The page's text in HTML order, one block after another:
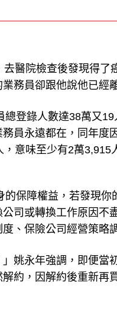
醫院檢查後發現得
務員卻跟他說他已經
登錄人數達38萬又
員永遠都在，同年度
意味至少有2萬3,915
保障權益，若發現
司或轉換工作原因不
、保險公司經營策略
」姚永年強調，即便
約，因解約後重新再